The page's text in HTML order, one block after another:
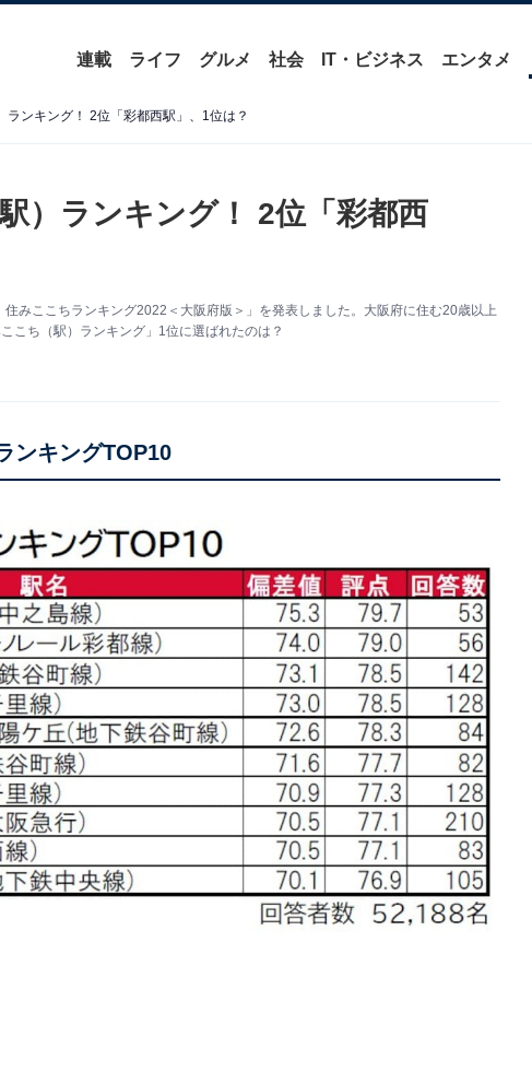
連載 ライフ グルメ 社会 IT・ビジネス エンタメ
ランキング！ 2位「彩都西駅」、1位は？
）ランキング！ 2位「彩都西
みここちランキング2022＜大阪府版＞」を発表しました。大阪府に住む20歳以上
こち（駅）ランキング」1位に選ばれたのは？
ンキングTOP10